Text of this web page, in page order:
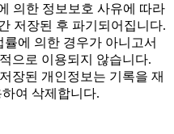
의한 정보보호 사유에 따라
저장된 후 파기되어집니다.
에 의한 경우가 아니고서
으로 이용되지 않습니다.
장된 개인정보는 기록을 재
여 삭제합니다.